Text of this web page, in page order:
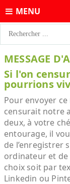
MENU
MESSAGE
Si l'on
pourrions
Pour envoyer
censurait notre
deux, à votre
entourage, il
de l’enregistrer
ordinateur et
choix soit par
Linkedin ou